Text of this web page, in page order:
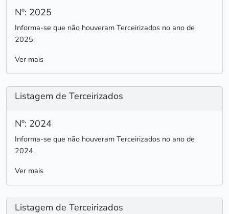
Nº: 2025
Informa-se que não houveram Terceirizados no ano de
2025.
Ver mais
Listagem de Terceirizados
Nº: 2024
Informa-se que não houveram Terceirizados no ano de
2024.
Ver mais
Listagem de Terceirizados